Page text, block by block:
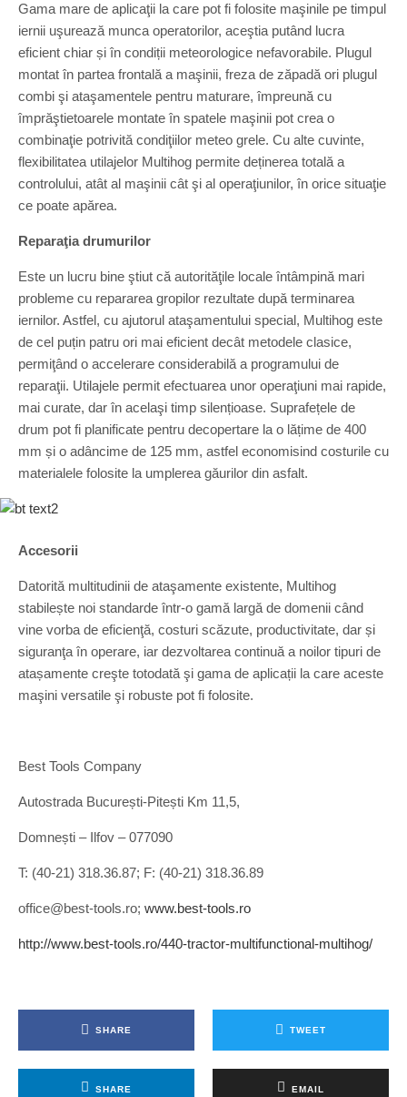
Gama mare de aplicaţii la care pot fi folosite maşinile pe timpul
iernii uşurează munca operatorilor, aceştia putând lucra
eficient chiar și în condiții meteorologice nefavorabile. Plugul
montat în partea frontală a maşinii, freza de zăpadă ori plugul
combi şi ataşamentele pentru maturare, împreună cu
împrăştietoarele montate în spatele maşinii pot crea o
combinaţie potrivită condiţiilor meteo grele. Cu alte cuvinte,
flexibilitatea utilajelor Multihog permite deținerea totală a
controlului, atât al maşinii cât şi al operaţiunilor, în orice situaţie
ce poate apărea.
Reparaţia drumurilor
Este un lucru bine ştiut că autorităţile locale întâmpină mari
probleme cu repararea gropilor rezultate după terminarea
iernilor. Astfel, cu ajutorul ataşamentului special, Multihog este
de cel puțin patru ori mai eficient decât metodele clasice,
permiţând o accelerare considerabilă a programului de
reparaţii. Utilajele permit efectuarea unor operaţiuni mai rapide,
mai curate, dar în acelaşi timp silențioase. Suprafețele de
drum pot fi planificate pentru decopertare la o lățime de 400
mm și o adâncime de 125 mm, astfel economisind costurile cu
materialele folosite la umplerea găurilor din asfalt.
Accesorii
Datorită multitudinii de ataşamente existente, Multihog
stabilește noi standarde într-o gamă largă de domenii când
vine vorba de eficienţă, costuri scăzute, productivitate, dar și
siguranţa în operare, iar dezvoltarea continuă a noilor tipuri de
atașamente creşte totodată şi gama de aplicații la care aceste
maşini versatile şi robuste pot fi folosite.
Best Tools Company
Autostrada București-Pitești Km 11,5,
Domnești – Ilfov – 077090
T: (40-21) 318.36.87; F: (40-21) 318.36.89
office@best-tools.ro; www.best-tools.ro
http://www.best-tools.ro/440-tractor-multifunctional-multihog/
SHARE TWEET
SHARE EMAIL